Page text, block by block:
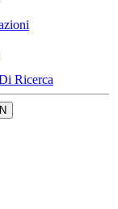
Ricerca